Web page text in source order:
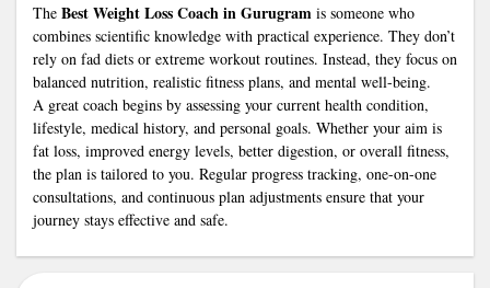
The Best Weight Loss Coach in Gurugram is someone who
combines scientific knowledge with practical experience. They don’t
rely on fad diets or extreme workout routines. Instead, they focus on
balanced nutrition, realistic fitness plans, and mental well-being.
A great coach begins by assessing your current health condition,
lifestyle, medical history, and personal goals. Whether your aim is
fat loss, improved energy levels, better digestion, or overall fitness,
the plan is tailored to you. Regular progress tracking, one-on-one
consultations, and continuous plan adjustments ensure that your
journey stays effective and safe.